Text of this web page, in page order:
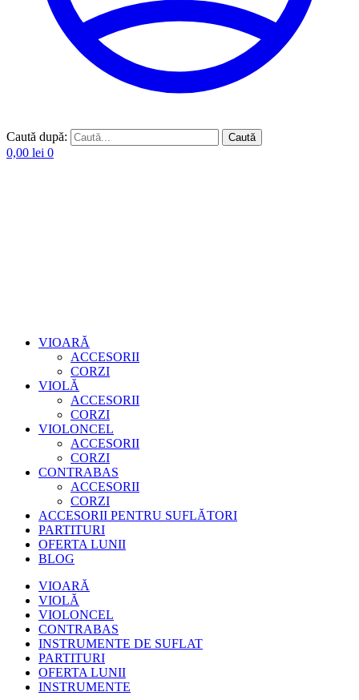
Caută după: Caută
0,00 lei 0
VIOARĂ
ACCESORII
CORZI
VIOLĂ
ACCESORII
CORZI
VIOLONCEL
ACCESORII
CORZI
CONTRABAS
ACCESORII
CORZI
ACCESORII PENTRU SUFLĂTORI
PARTITURI
OFERTA LUNII
BLOG
VIOARĂ
VIOLĂ
VIOLONCEL
CONTRABAS
INSTRUMENTE DE SUFLAT
PARTITURI
OFERTA LUNII
INSTRUMENTE